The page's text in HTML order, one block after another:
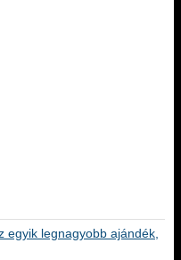
egyik legnagyobb ajándék,